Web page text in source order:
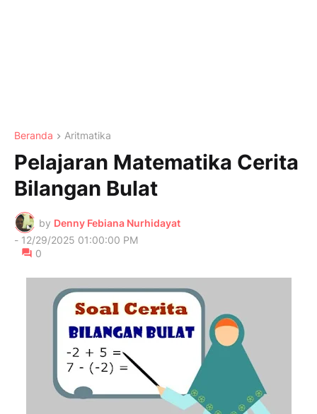
Beranda Aritmatika
Pelajaran Matematika Cerita
Bilangan Bulat
by Denny Febiana Nurhidayat
- 12/29/2025 01:00:00 PM
0